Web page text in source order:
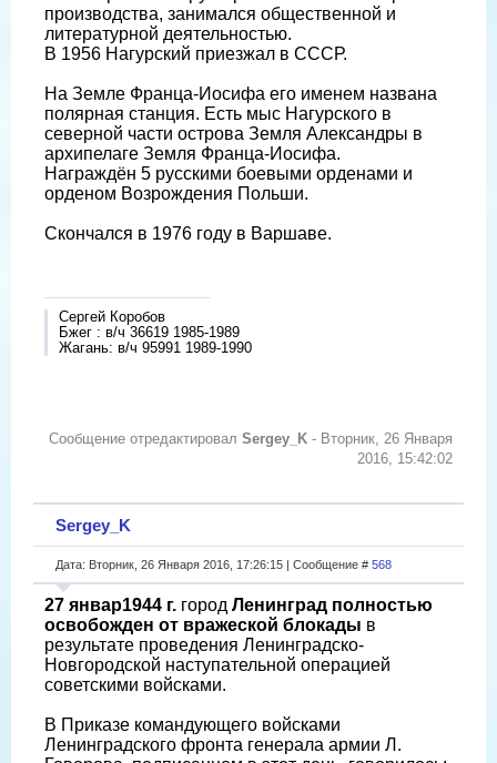
производства, занимался общественной и
литературной деятельностью.
В 1956 Нагурский приезжал в СССР.
На Земле Франца-Иосифа его именем названа
полярная станция. Есть мыс Нагурского в
северной части острова Земля Александры в
архипелаге Земля Франца-Иосифа.
Награждён 5 русскими боевыми орденами и
орденом Возрождения Польши.
Скончался в 1976 году в Варшаве.
Сергей Коробов
Бжег : в/ч 36619 1985-1989
Жагань: в/ч 95991 1989-1990
Сообщение отредактировал Sergey_K - Вторник, 26 Января
2016, 15:42:02
Sergey_K
Дата: Вторник, 26 Января 2016, 17:26:15 | Сообщение # 568
27 январ1944 г. город Ленинград полностью
освобожден от вражеской блокады в
результате проведения Ленинградско-
Новгородской наступательной операцией
советскими войсками.
В Приказе командующего войсками
Ленинградского фронта генерала армии Л.